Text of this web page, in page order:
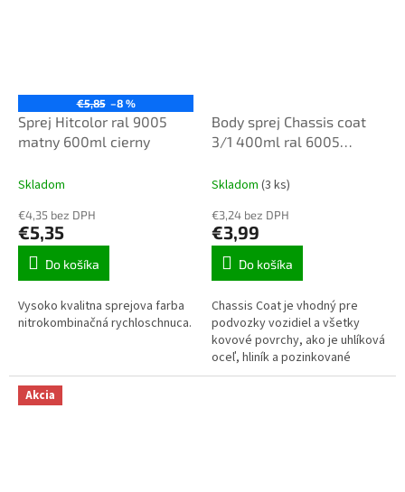
€5,85 –8 %
Sprej Hitcolor ral 9005
matny 600ml cierny
Skladom
€4,35 bez DPH
€5,35
Do košíka
Vysoko kvalitna sprejova farba
nitrokombinačná rychloschnuca.
Body sprej Chassis coat
3/1 400ml ral 6005
Skladom (3 ks)
€3,24 bez DPH
€3,99
Do košíka
Chassis Coat je vhodný pre
podvozky vozidiel a všetky
kovové povrchy, ako je uhlíková
oceľ, hliník a pozinkované
povrchy
Akcia